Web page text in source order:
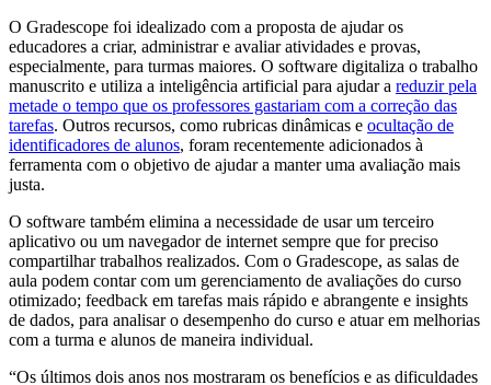
O Gradescope foi idealizado com a proposta de ajudar os
educadores a criar, administrar e avaliar atividades e provas,
especialmente, para turmas maiores. O software digitaliza o trabalho
manuscrito e utiliza a inteligência artificial para ajudar a reduzir pela
metade o tempo que os professores gastariam com a correção das
tarefas. Outros recursos, como rubricas dinâmicas e ocultação de
identificadores de alunos, foram recentemente adicionados à
ferramenta com o objetivo de ajudar a manter uma avaliação mais
justa.
O software também elimina a necessidade de usar um terceiro
aplicativo ou um navegador de internet sempre que for preciso
compartilhar trabalhos realizados. Com o Gradescope, as salas de
aula podem contar com um gerenciamento de avaliações do curso
otimizado; feedback em tarefas mais rápido e abrangente e insights
de dados, para analisar o desempenho do curso e atuar em melhorias
com a turma e alunos de maneira individual.
“Os últimos dois anos nos mostraram os benefícios e as dificuldades